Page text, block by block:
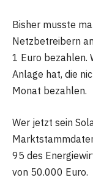
Bisher musste
Netzbetreibern
1 Euro bezahlen.
Anlage hat, die
Monat bezahlen.
Wer jetzt sein
95 des
von 50.000 Euro.